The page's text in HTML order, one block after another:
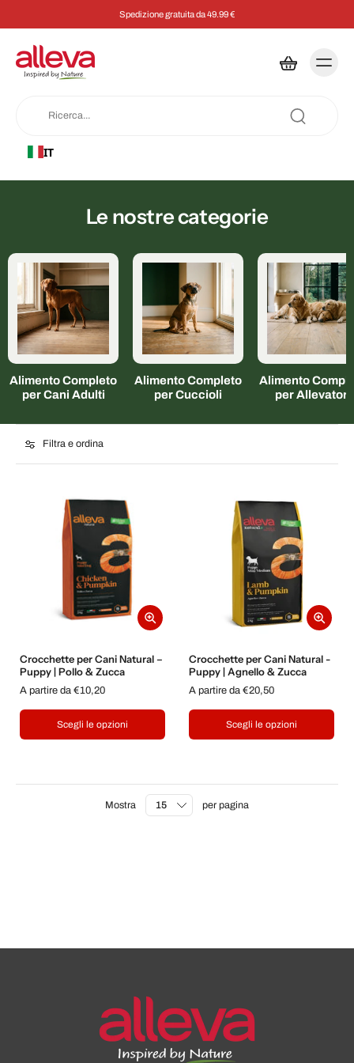
Spedizione gratuita da 49.99 €
IT
Le nostre categorie
Alimento Completo
per Cani Adulti
Alimento Completo
per Cuccioli
Alimento
per Allevatori
Filtra e ordina
Crocchette per Cani Natural –
Puppy | Pollo & Zucca
A partire da €10,20
Scegli le opzioni
Crocchette per Cani Natural -
Puppy | Agnello & Zucca
A partire da €20,50
Scegli le opzioni
Mostra per pagina